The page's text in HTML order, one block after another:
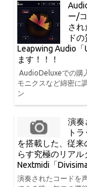
ー/
され
ド
Leapwing Audio「
ます！！！
AudioDeluxeでの購
モニクスなど綿密に
ン
演奏
ト
を搭載した、従
らす究極のリア
Nextmidi「
演奏されたコードを